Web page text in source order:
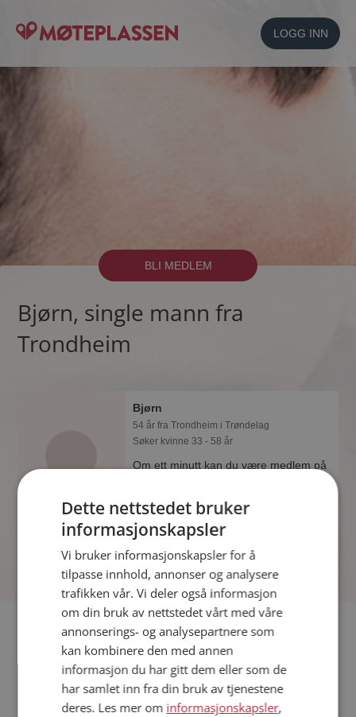
LOGG INN
BLI MEDLEM
Bjørn, single mann fra
Trondheim
Bjørn
54 år fra Trondheim i Trøndelag
Søker kvinne 33 - 58 år
Om ett minutt kan du være medlem på
lettere å finne kjærligheten på nettet!
Fler single
Flere singlemenn fra Trondheim :Stian,Tore,Celebrimbor
Kvinner fra Trondheim
Date kvinner i Norge
Dette nettstedet bruker
informasjonskapsler
Vi bruker informasjonskapsler for å
tilpasse innhold, annonser og analysere
trafikken vår. Vi deler også informasjon
om din bruk av nettstedet vårt med våre
annonserings- og analysepartnere som
kan kombinere den med annen
informasjon du har gitt dem eller som de
har samlet inn fra din bruk av tjenestene
deres. Les mer om informasjonskapsler,